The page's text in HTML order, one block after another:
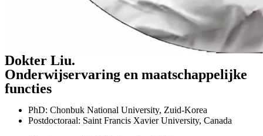
Dokter Liu.
Onderwijservaring en maatschappelijke
functies
PhD: Chonbuk National University, Zuid-Korea
Postdoctoraal: Saint Francis Xavier University, Canada